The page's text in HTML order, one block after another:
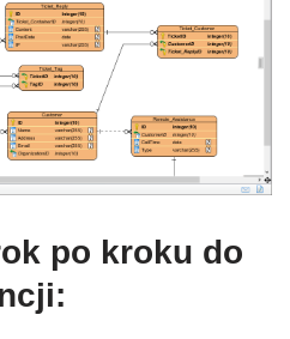
po kroku do